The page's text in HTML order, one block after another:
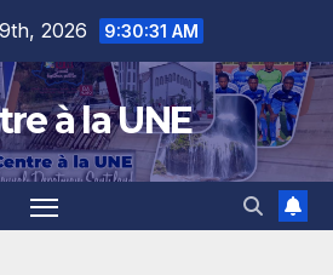
2026 9:30:32 AM
à la UNE